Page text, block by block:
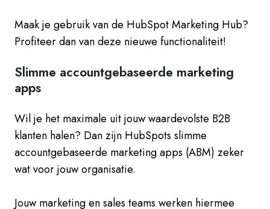
Maak je gebruik van de HubSpot Marketing Hub?
Profiteer dan van deze nieuwe functionaliteit!
Slimme accountgebaseerde marketing
apps
Wil je het maximale uit jouw waardevolste B2B
klanten halen? Dan zijn HubSpots slimme
accountgebaseerde marketing apps (ABM) zeker
wat voor jouw organisatie.
Jouw marketing en sales teams werken hiermee